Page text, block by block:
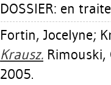
DOSSIER: en
Fortin, Jocelyne;
Krausz. Rimouski,
2005.